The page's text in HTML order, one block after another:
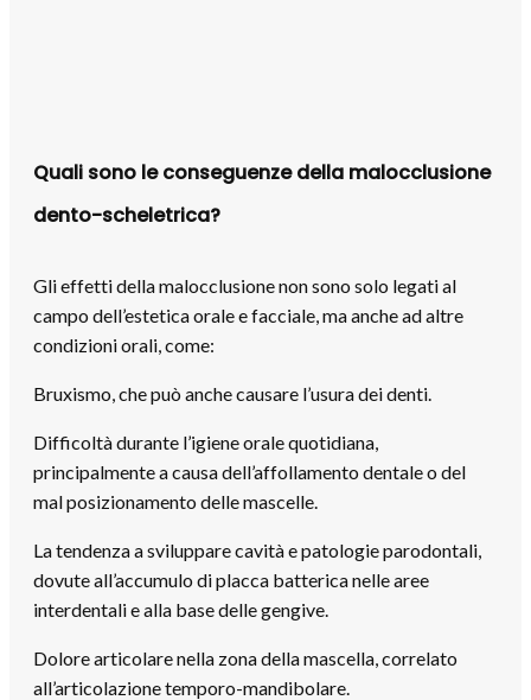
Quali sono le conseguenze della malocclusione
dento-scheletrica?
Gli effetti della malocclusione non sono solo legati al
campo dell’estetica orale e facciale, ma anche ad altre
condizioni orali, come:
Bruxismo, che può anche causare l’usura dei denti.
Difficoltà durante l’igiene orale quotidiana,
principalmente a causa dell’affollamento dentale o del
mal posizionamento delle mascelle.
La tendenza a sviluppare cavità e patologie parodontali,
dovute all’accumulo di placca batterica nelle aree
interdentali e alla base delle gengive.
Dolore articolare nella zona della mascella, correlato
all’articolazione temporo-mandibolare.